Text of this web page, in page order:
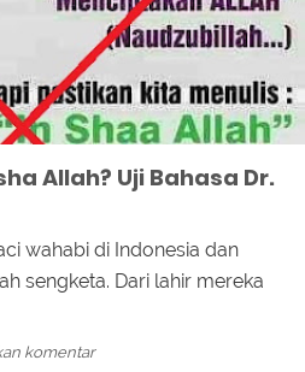
Allah? Uji Bahasa Dr.
wahabi di Indonesia dan
sengketa. Dari lahir mereka
komentar